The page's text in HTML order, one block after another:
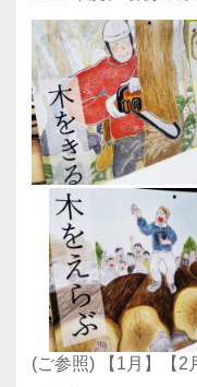
(ご参照) 【1月】【2